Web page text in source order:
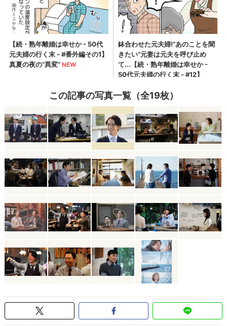
この記事の写真一覧（全19枚）